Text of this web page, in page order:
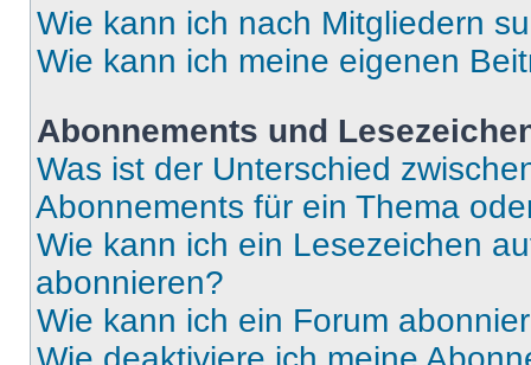
Wie kann ich nach Mitgliedern
Wie kann ich meine eigenen
Abonnements und
Was ist der Unterschied
Abonnements für ein Thema
Wie kann ich ein Lesezeichen
abonnieren?
Wie kann ich ein Forum